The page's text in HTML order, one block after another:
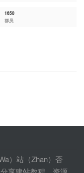
1650
群员
）站（Zhan）否